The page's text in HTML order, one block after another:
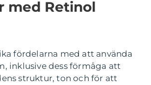
med Retinol
fördelarna med att använda
inklusive dess förmåga att
struktur, ton och för att